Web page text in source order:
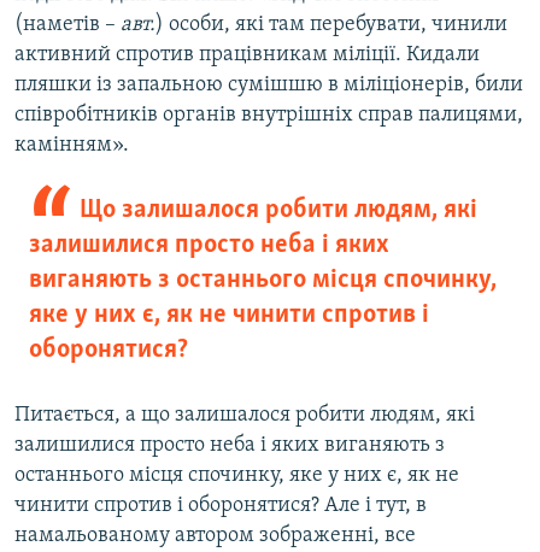
(наметів – авт.) особи, які там перебувати, чинили
активний спротив працівникам міліції. Кидали
пляшки із запальною сумішшю в міліціонерів, били
співробітників органів внутрішніх справ палицями,
камінням».
Що залишалося робити людям, які
залишилися просто неба і яких
виганяють з останнього місця спочинку,
яке у них є, як не чинити спротив і
оборонятися?
Питається, а що залишалося робити людям, які
залишилися просто неба і яких виганяють з
останнього місця спочинку, яке у них є, як не
чинити спротив і оборонятися? Але і тут, в
намальованому автором зображенні, все